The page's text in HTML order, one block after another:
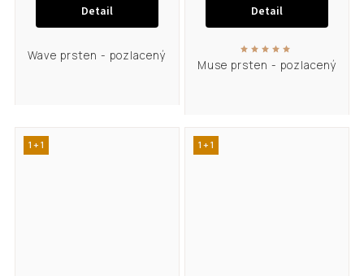
Wave prsten - pozlacený
Detail
Muse prsten - pozlacený
Detail
1 + 1 1 + 1